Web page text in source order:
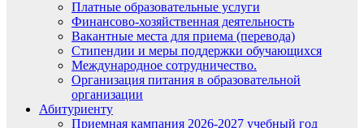
Платные образовательные услуги
Финансово-хозяйственная деятельность
Вакантные места для приема (перевода)
Стипендии и меры поддержки обучающихся
Международное сотрудничество.
Организация питания в образовательной
организации
Абитуриенту
Приемная кампания 2026-2027 учебный год